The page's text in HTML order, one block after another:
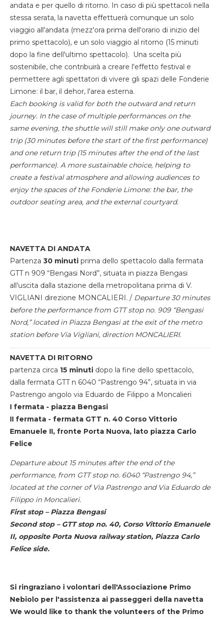
andata e per quello di ritorno. In caso di più spettacoli nella
stessa serata, la navetta effettuerà comunque un solo
viaggio all'andata (mezz'ora prima dell'orario di inizio del
primo spettacolo), e un solo viaggio al ritorno (15 minuti
dopo la fine dell'ultimo spettacolo). Una scelta più
sostenibile, che contribuirà a creare l'effetto festival e
permettere agli spettatori di vivere gli spazi delle Fonderie
Limone: il bar, il dehor, l'area esterna.
Each booking is valid for both the outward and return
journey. In the case of multiple performances on the
same evening, the shuttle will still make only one outward
trip (30 minutes before the start of the first performance)
and one return trip (15 minutes after the end of the last
performance). A more sustainable choice, helping to
create a festival atmosphere and allowing audiences to
enjoy the spaces of the Fonderie Limone: the bar, the
outdoor seating area, and the external courtyard.
NAVETTA DI ANDATA
Partenza 30 minuti prima dello spettacolo dalla fermata
GTT n 909 “Bengasi Nord”, situata in piazza Bengasi
all’uscita dalla stazione della metropolitana prima di V.
VIGLIANI direzione MONCALIERI. / Departure 30 minutes
before the performance from GTT stop no. 909 “Bengasi
Nord,” located in Piazza Bengasi at the exit of the metro
station before Via Vigliani, direction MONCALIERI.
NAVETTA DI RITORNO
partenza circa 15 minuti dopo la fine dello spettacolo,
dalla fermata GTT n 6040 “Pastrengo 94”, situata in via
Pastrengo angolo via Eduardo de Filippo a Moncalieri
I fermata - piazza Bengasi
II fermata - fermata GTT n. 40 Corso Vittorio
Emanuele II, fronte Porta Nuova, lato piazza Carlo
Felice
Departure about 15 minutes after the end of the
performance, from GTT stop no. 6040 “Pastrengo 94,”
located at the corner of Via Pastrengo and Via Eduardo de
Filippo in Moncalieri.
First stop – Piazza Bengasi
Second stop – GTT stop no. 40, Corso Vittorio Emanuele
II, opposite Porta Nuova railway station, Piazza Carlo
Felice side.
Si ringraziano i volontari dell'Associazione Primo
Nebiolo per l'assistenza ai passeggeri della navetta
We would like to thank the volunteers of the Primo